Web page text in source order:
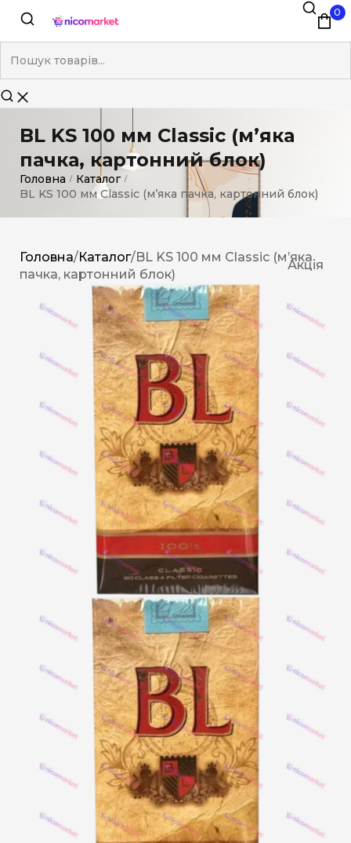
0
BL KS 100 мм Classic (м’яка
пачка, картонний блок)
Головна / Каталог /
BL KS 100 мм Classic (м’яка пачка, картонний блок)
Головна/Каталог/BL KS 100 мм Classic (м’яка
пачка, картонний блок)
Акція